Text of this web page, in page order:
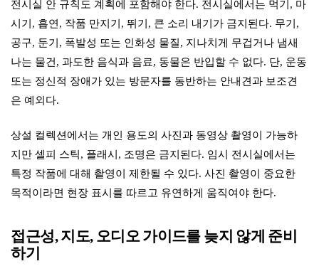
전시실 안 규칙도 계획에 포함해야 한다. 전시실에서는 먹기, 마
시기, 흡연, 작품 만지기, 뛰기, 큰 소리 내기가 금지된다. 무기,
공구, 둔기, 폭발성 또는 인화성 물질, 지나치게 무겁거나 냄새
나는 물건, 과도한 음식과 음료, 동물은 반입할 수 없다. 단, 운동
또는 정신적 장애가 있는 방문자를 동반하는 안내견과 보조견
은 예외다.
상설 컬렉션에서는 개인 용도의 사진과 동영상 촬영이 가능하
지만 셀피 스틱, 플래시, 조명은 금지된다. 임시 전시실에서는
특정 작품에 대해 촬영이 제한될 수 있다. 사진 촬영이 중요한
목적이라면 현장 표시를 따르고 유연하게 움직여야 한다.
접근성, 지도, 오디오 가이드를 늦지 않게 준비
하기